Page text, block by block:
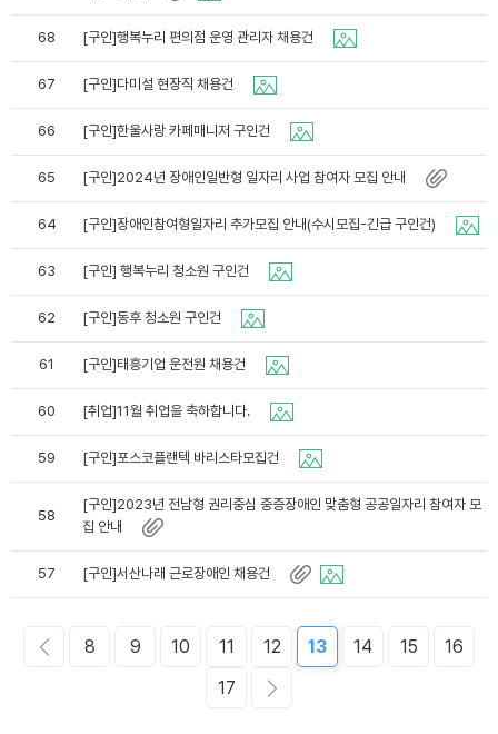
68 [구인]행복누리 편의점 운영 관리자 채용건
67 [구인]다미설 현장직 채용건
66 [구인]한울사랑 카페매니저 구인건
65 [구인]2024년 장애인일반형 일자리 사업 참여자 모집 안내
64 [구인]장애인참여형일자리 추가모집 안내(수시모집-긴급 구인건)
63 [구인] 행복누리 청소원 구인건
62 [구인]동후 청소원 구인건
61 [구인]태흥기업 운전원 채용건
60 [취업]11월 취업을 축하합니다.
59 [구인]포스코플랜텍 바리스타모집건
58
[구인]2023년 전남형 권리중심 중증장애인 맞춤형 공공일자리 참여자 모
집 안내
57 [구인]서산나래 근로장애인 채용건
8 9 10 11 12 13 14 15
16
17